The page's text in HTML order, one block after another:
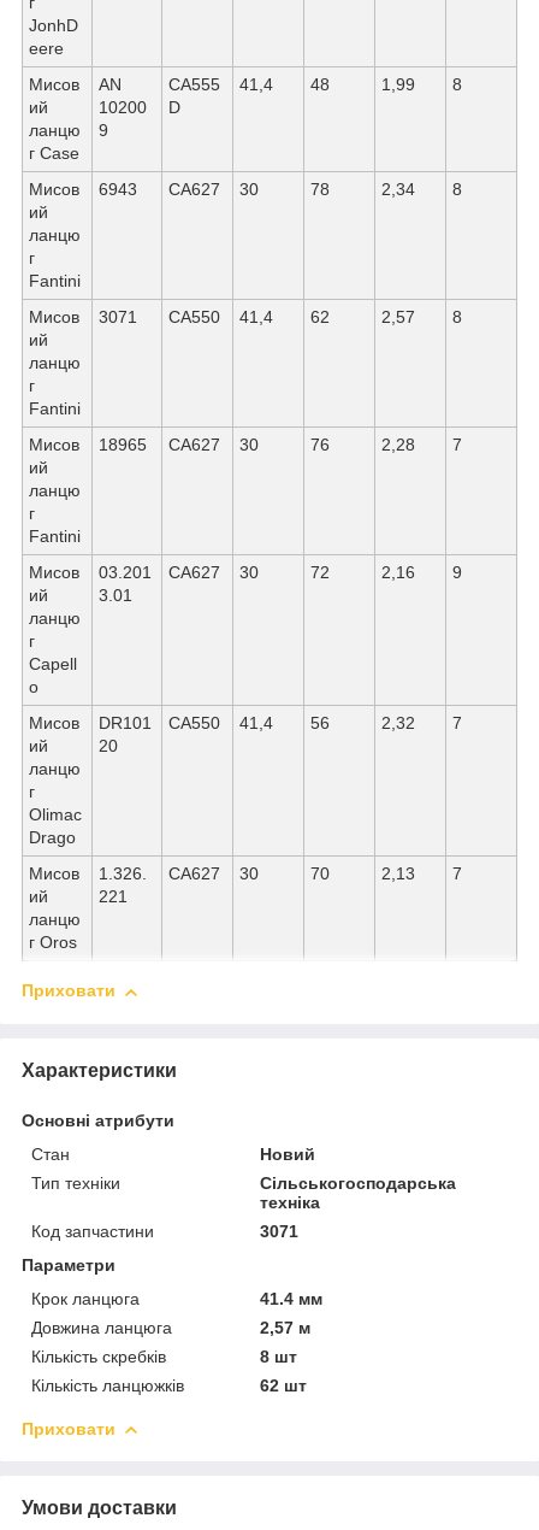
JonhD
eere
Мисов
ий
ланцю
г Саѕе
AN
10200
9
CА555
D
41,4 48 1,99 8
Мисов
ий
ланцю
г
Fantini
6943 СА627 30 78 2,34 8
Мисов
ий
ланцю
г
Fantini
3071 СА550 41,4 62 2,57 8
Мисов
ий
ланцю
г
Fantini
18965 СА627 30 76 2,28 7
Мисов
ий
ланцю
г
Capell
o
03.201
3.01
СА627 30 72 2,16 9
Мисов
ий
ланцю
г
Olimac
Drago
DR101
20
СА550 41,4 56 2,32 7
Мисов
ий
ланцю
г Oros
1.326.
221
СА627 30 70 2,13 7
Приховати
Характеристики
Основні атрибути
Стан
Новий
Тип техніки
Сільськогосподарська
техніка
Код запчастини
3071
Параметри
Крок ланцюга
41.4 мм
Довжина ланцюга
2,57 м
Кількість скребків
8 шт
Кількість ланцюжків
62 шт
Приховати
Умови доставки